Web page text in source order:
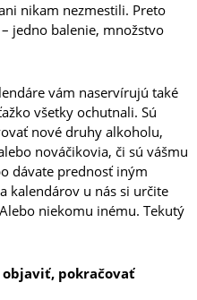
nikam nezmestili. Preto
jedno balenie, množstvo
vám naservírujú také
všetky ochutnali. Sú
nové druhy alkoholu,
nováčikovia, či sú vášmu
dávate prednosť iným
kalendárov u nás si určite
niekomu inému. Tekutý
objaviť, pokračovať